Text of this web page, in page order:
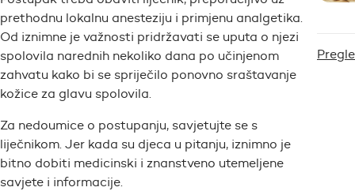
prethodnu lokalnu anesteziju i primjenu analgetika.
Od iznimne je važnosti pridržavati se uputa o njezi
spolovila narednih nekoliko dana po učinjenom
zahvatu kako bi se spriječilo ponovno sraštavanje
kožice za glavu spolovila.
Za nedoumice o postupanju, savjetujte se s
liječnikom. Jer kada su djeca u pitanju, iznimno je
bitno dobiti medicinski i znanstveno utemeljene
savjete i informacije.